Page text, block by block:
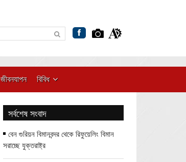
জীবনযাপন বিবিধ
সর্বশেষ সংবাদ
বেন গুরিয়ন বিমানবন্দর থেকে রিফুয়েলিং বিমান
সরাচ্ছে যুক্তরাষ্ট্র